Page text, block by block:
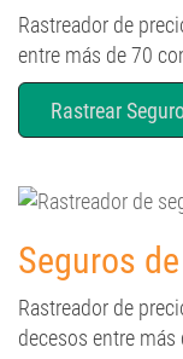
Rastreador de
entre más de 70
Rastrear
Seguros
Rastreador de
decesos entre